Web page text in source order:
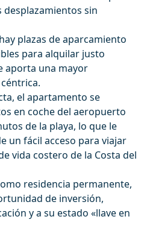
sin
plazas de aparcamiento
para alquilar justo
aporta una mayor
el apartamento se
en coche del aeropuerto
de la playa, lo que le
un fácil acceso para viajar
vida costero de la Costa del
residencia permanente,
de inversión,
y a su estado «llave en